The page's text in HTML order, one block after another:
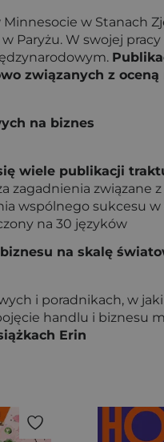
Minnesocie w
Paryżu. W swojej
związanych z oceną
na biznes
wiele publikacji
zagadnienia
wspólnego sukcesu
na 30 języków
na skalę
i poradnikach, w
handlu i
Erin